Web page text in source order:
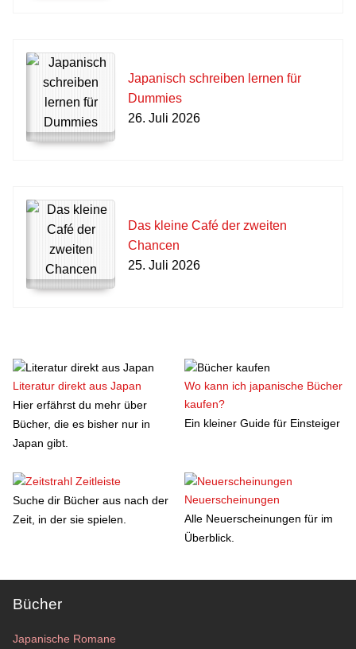
Japanisch schreiben lernen für
Dummies
26. Juli 2026
Das kleine Café der zweiten
Chancen
25. Juli 2026
Literatur direkt aus Japan
Hier erfährst du mehr über
Bücher, die es bisher nur in
Japan gibt.
Wo kann ich japanische Bücher
kaufen?
Ein kleiner Guide für Einsteiger
Zeitleiste
Suche dir Bücher aus nach der
Zeit, in der sie spielen.
Neuerscheinungen
Alle Neuerscheinungen für im
Überblick.
Bücher
Japanische Romane